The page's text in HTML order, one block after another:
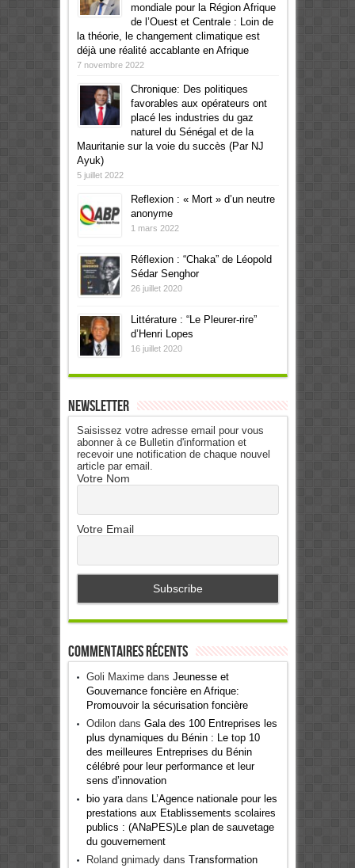
mondiale pour la Région Afrique
de l’Ouest et Centrale : Loin de
la théorie, le changement climatique est
déjà une réalité accablante en Afrique
7 novembre 2022
Chronique: Des politiques
favorables aux opérateurs ont
placé les industries du gaz
naturel du Sénégal et de la
Mauritanie sur la voie du succès (Par NJ
Ayuk)
5 juillet 2022
Reflexion : « Mort » d’un neutre
anonyme
1 mars 2022
Réflexion : “Chaka” de Léopold
Sédar Senghor
26 juillet 2020
Littérature : “Le Pleurer-rire”
d’Henri Lopes
16 juillet 2020
Newsletter
Saisissez votre adresse email pour vous
abonner à ce Bulletin d'information et
recevoir une notification de chaque nouvel
article par email.
Votre Nom
Votre Email
Commentaires récents
Goli Maximedans Jeunesse et
Gouvernance foncière en Afrique:
Promouvoir la sécurisation foncière
Odilondans Gala des 100 Entreprises les
plus dynamiques du Bénin : Le top 10
des meilleures Entreprises du Bénin
célébré pour leur performance et leur
sens d’innovation
bio yaradans L’Agence nationale pour les
prestations aux Etablissements scolaires
publics : (ANaPES)Le plan de sauvetage
du gouvernement
Roland gnimadydans Transformation